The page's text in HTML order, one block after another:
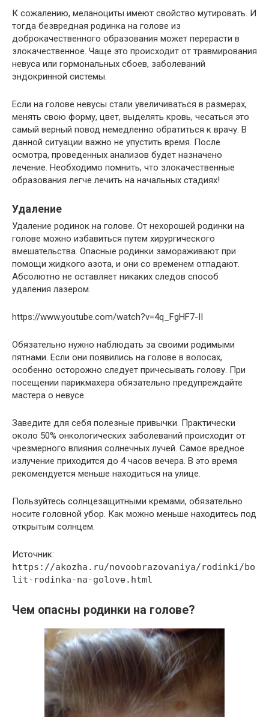
К сожалению, меланоциты имеют свойство мутировать. И
тогда безвредная родинка на голове из
доброкачественного образования может перерасти в
злокачественное. Чаще это происходит от травмирования
невуса или гормональных сбоев, заболеваний
эндокринной системы.
Если на голове невусы стали увеличиваться в размерах,
менять свою форму, цвет, выделять кровь, чесаться это
самый верный повод немедленно обратиться к врачу. В
данной ситуации важно не упустить время. После
осмотра, проведенных анализов будет назначено
лечение. Необходимо помнить, что злокачественные
образования легче лечить на начальных стадиях!
Удаление
Удаление родинок на голове. От нехорошей родинки на
голове можно избавиться путем хирургического
вмешательства. Опасные родинки замораживают при
помощи жидкого азота, и они со временем отпадают.
Абсолютно не оставляет никаких следов способ
удаления лазером.
https://www.youtube.com/watch?v=4q_FgHF7-II
Обязательно нужно наблюдать за своими родимыми
пятнами. Если они появились на голове в волосах,
особенно осторожно следует причесывать голову. При
посещении парикмахера обязательно предупреждайте
мастера о невусе.
Заведите для себя полезные привычки. Практически
около 50% онкологических заболеваний происходит от
чрезмерного влияния солнечных лучей. Самое вредное
излучение приходится до 4 часов вечера. В это время
рекомендуется меньше находиться на улице.
Пользуйтесь солнцезащитными кремами, обязательно
носите головной убор. Как можно меньше находитесь под
открытым солнцем.
Источник:
https://akozha.ru/novoobrazovaniya/rodinki/bo
lit-rodinka-na-golove.html
Чем опасны родинки на голове?